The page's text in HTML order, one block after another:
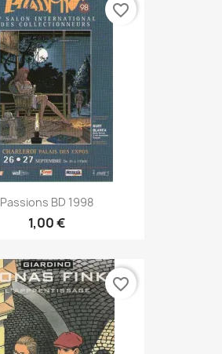
Passions BD 1998
1,00 €
favorite_border
favorite_border